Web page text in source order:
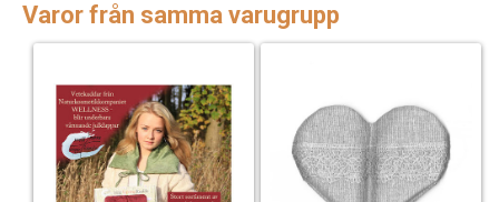
Varor från samma varugrupp